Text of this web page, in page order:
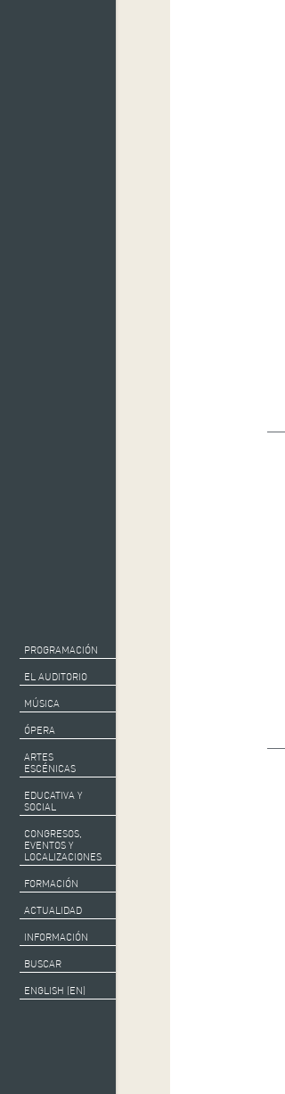
PROGRAMACIÓN
EL AUDITORIO
MÚSICA
ÓPERA
ARTES
ESCÉNICAS
EDUCATIVA Y
SOCIAL
CONGRESOS,
EVENTOS Y
LOCALIZACIONES
FORMACIÓN
ACTUALIDAD
INFORMACIÓN
BUSCAR
ENGLISH (EN)